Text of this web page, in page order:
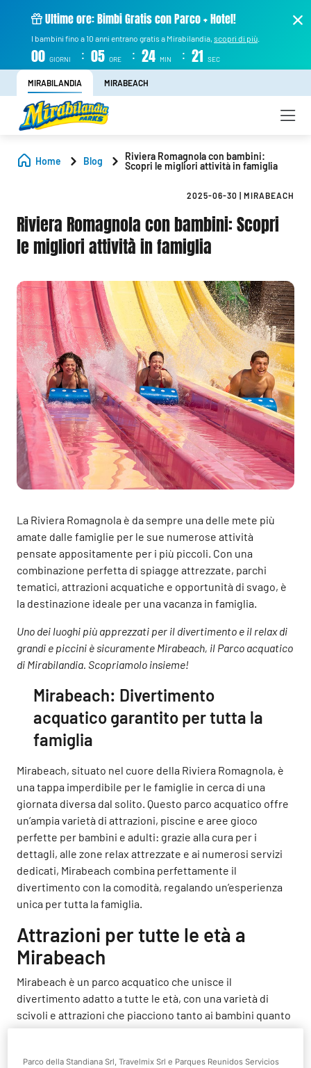
Ultime ore: Bimbi Gratis con Parco + Hotel!
I bambini fino a 10 anni entrano gratis a Mirabilandia, scopri di più
00 GIORNI : 05 ORE : 24 MIN : 21 SEC
MIRABILANDIA MIRABEACH
Home Blog
Riviera Romagnola con bambini:
Scopri le migliori attività in famiglia
2025-06-30 MIRABEACH
Riviera Romagnola con bambini: Scopri
le migliori attività in famiglia
La Riviera Romagnola è da sempre una delle mete più
amate dalle famiglie per le sue numerose attività
pensate appositamente per i più piccoli. Con una
combinazione perfetta di spiagge attrezzate, parchi
tematici, attrazioni acquatiche e opportunità di svago, è
la destinazione ideale per una vacanza in famiglia.
Uno dei luoghi più apprezzati per il divertimento e il relax di
grandi e piccini è sicuramente Mirabeach, il Parco acquatico
di Mirabilandia. Scopriamolo insieme!
Mirabeach: Divertimento
acquatico garantito per tutta la
famiglia
Mirabeach, situato nel cuore della Riviera Romagnola, è
una tappa imperdibile per le famiglie in cerca di una
giornata diversa dal solito. Questo parco acquatico offre
un’ampia varietà di attrazioni, piscine e aree gioco
perfette per bambini e adulti: grazie alla cura per i
dettagli, alle zone relax attrezzate e ai numerosi servizi
dedicati, Mirabeach combina perfettamente il
divertimento con la comodità, regalando un’esperienza
unica per tutta la famiglia.
Attrazioni per tutte le età a
Mirabeach
Mirabeach è un parco acquatico che unisce il
divertimento adatto a tutte le età, con una varietà di
scivoli e attrazioni che piacciono tanto ai bambini quanto
agli adulti.
Dai giochi d’acqua più tranquilli, ideali per i più piccoli, agli
Parco della Standiana Srl, Travelmix Srl e Parques Reunidos Servicios